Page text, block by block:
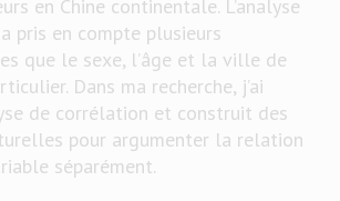
en Chine continentale. L’analyse
pris en compte plusieurs
que le sexe, l’âge et la ville de
Dans ma recherche, j’ai
de corrélation et construit des
pour argumenter la relation
séparément.